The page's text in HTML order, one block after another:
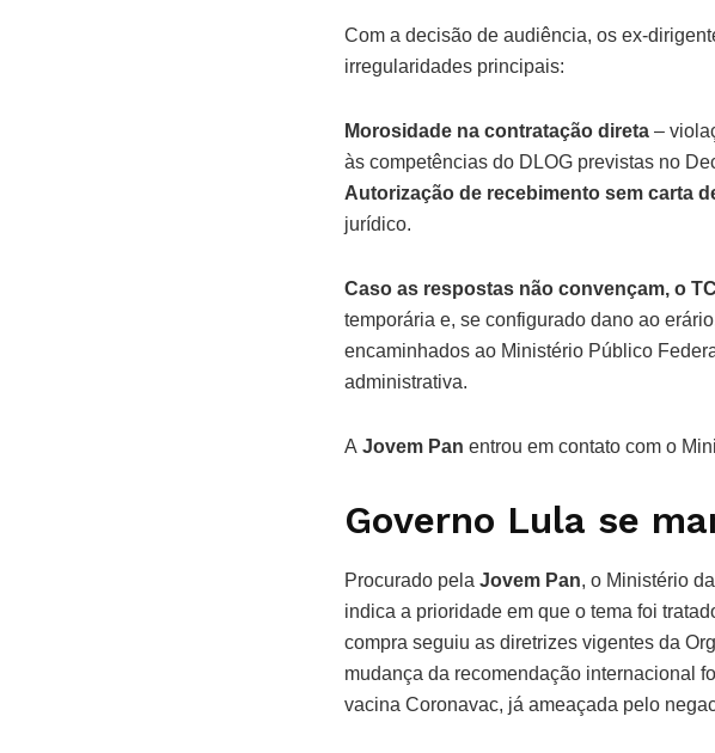
Com a decisão de audiência, os ex-
irregularidades principais:
Morosidade na contratação direta –
às competências do DLOG previstas no
Autorização de recebimento sem carta
jurídico.
Caso as respostas não convençam, o
temporária e, se configurado dano ao
encaminhados ao Ministério Público
administrativa.
A Jovem Pan entrou em contato com o
Governo Lula se
Procurado pela Jovem Pan, o Ministério
indica a prioridade em que o tema foi
compra seguiu as diretrizes vigentes da
mudança da recomendação internacional
vacina Coronavac, já ameaçada pelo